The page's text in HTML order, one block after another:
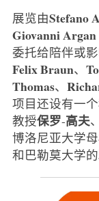
展览由Stefano
GiovanniArgan
委托给陪伴或
FelixBraun、
Thomas、
项目还设有一
教授保罗-高夫
博洛尼亚大学
和巴勒莫大学的